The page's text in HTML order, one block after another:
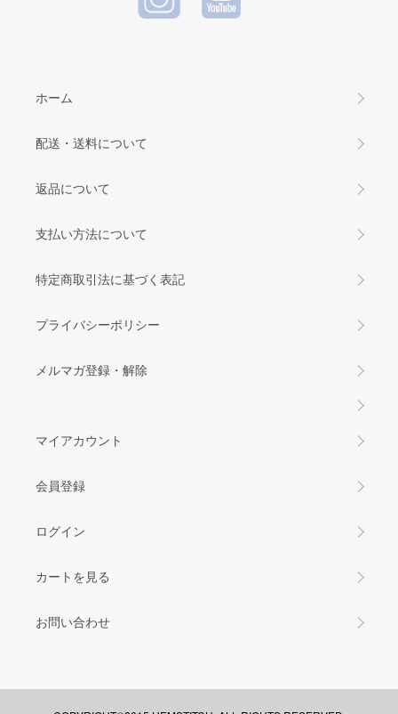
ホーム
配送・送料について
返品について
支払い方法について
特定商取引法に基づく表記
プライバシーポリシー
メルマガ登録・解除
マイアカウント
会員登録
ログイン
カートを見る
お問い合わせ